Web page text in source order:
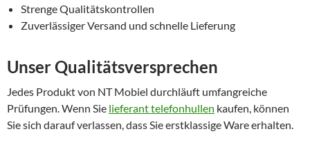
Strenge Qualitätskontrollen
Zuverlässiger Versand und schnelle Lieferung
Unser Qualitätsversprechen
Jedes Produkt von NT Mobiel durchläuft umfangreiche
Prüfungen. Wenn Sie lieferant telefonhullen kaufen, können
Sie sich darauf verlassen, dass Sie erstklassige Ware erhalten.